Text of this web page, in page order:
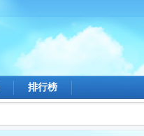
排行榜